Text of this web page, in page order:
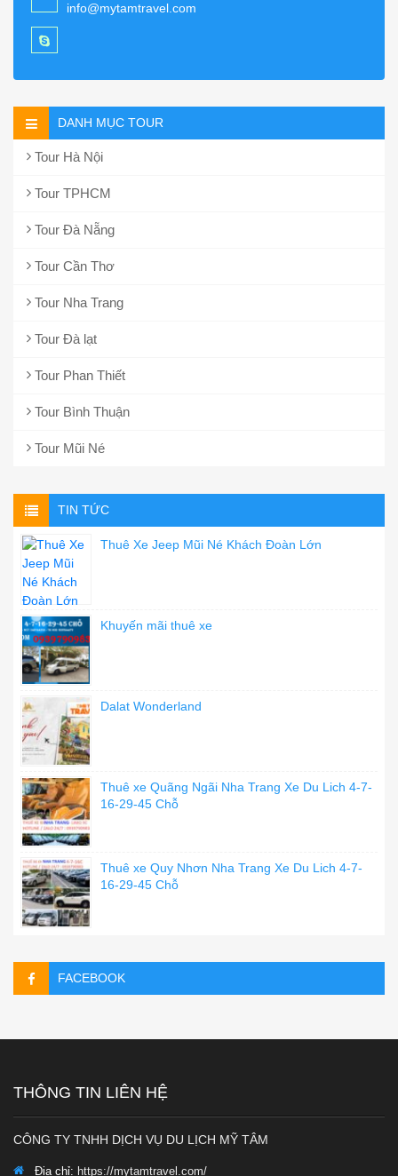
info@mytamtravel.com
DANH MỤC TOUR
Tour Hà Nội
Tour TPHCM
Tour Đà Nẵng
Tour Cần Thơ
Tour Nha Trang
Tour Đà lạt
Tour Phan Thiết
Tour Bình Thuận
Tour Mũi Né
TIN TỨC
Thuê Xe Jeep Mũi Né Khách Đoàn Lớn
Khuyến mãi thuê xe
Dalat Wonderland
Thuê xe Quãng Ngãi Nha Trang Xe Du Lich 4-7-
16-29-45 Chỗ
Thuê xe Quy Nhơn Nha Trang Xe Du Lich 4-7-
16-29-45 Chỗ
FACEBOOK
THÔNG TIN LIÊN HỆ
CÔNG TY TNHH DỊCH VỤ DU LỊCH MỸ TÂM
Địa chỉ: https://mytamtravel.com/